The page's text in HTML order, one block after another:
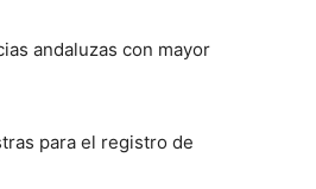
andaluzas con mayor
para el registro de